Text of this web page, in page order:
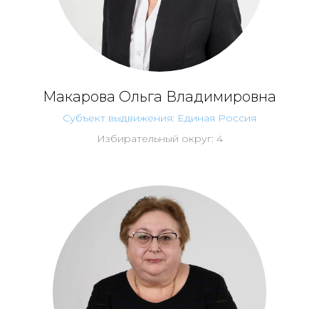
Макарова Ольга Владимировна
Субъект выдвижения: Единая Россия
Избирательный округ: 4